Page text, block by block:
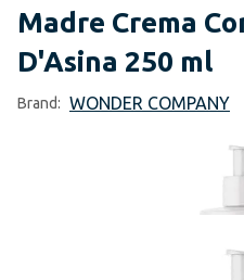
Madre Crema
D'Asina 250 ml
Brand: WONDER COMPANY